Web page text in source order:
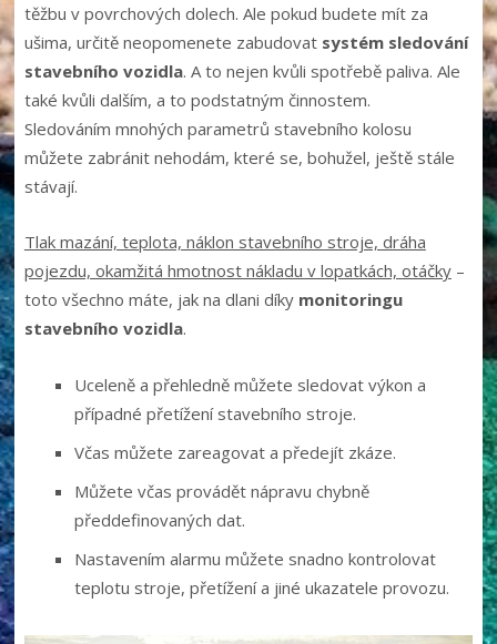
těžbu v povrchových dolech. Ale pokud budete mít za
ušima, určitě neopomenete zabudovat systém sledování
stavebního vozidla. A to nejen kvůli spotřebě paliva. Ale
také kvůli dalším, a to podstatným činnostem.
Sledováním mnohých parametrů stavebního kolosu
můžete zabránit nehodám, které se, bohužel, ještě stále
stávají.
Tlak mazání, teplota, náklon stavebního stroje, dráha
pojezdu, okamžitá hmotnost nákladu v lopatkách, otáčky–
toto všechno máte, jak na dlani díky monitoringu
stavebního vozidla.
Uceleně a přehledně můžete sledovat výkon a
případné přetížení stavebního stroje.
Včas můžete zareagovat a předejít zkáze.
Můžete včas provádět nápravu chybně
předdefinovaných dat.
Nastavením alarmu můžete snadno kontrolovat
teplotu stroje, přetížení a jiné ukazatele provozu.